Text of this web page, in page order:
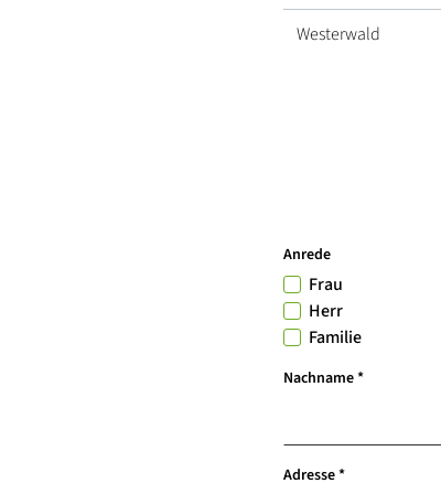
Westerwald
Kontaktformular
Anrede
Frau
Herr
Familie
Nachname*, erforderlich
Adresse*, erforderlich